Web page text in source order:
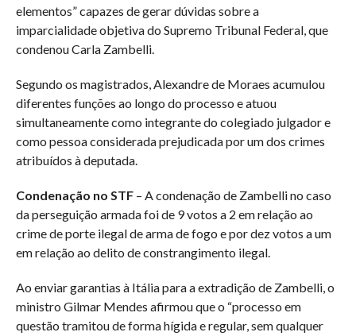
elementos” capazes de gerar dúvidas sobre a
imparcialidade objetiva do Supremo Tribunal Federal, que
condenou Carla Zambelli.
Segundo os magistrados, Alexandre de Moraes acumulou
diferentes funções ao longo do processo e atuou
simultaneamente como integrante do colegiado julgador e
como pessoa considerada prejudicada por um dos crimes
atribuídos à deputada.
Condenação no STF– A condenação de Zambelli no caso
da perseguição armada foi de 9 votos a 2 em relação ao
crime de porte ilegal de arma de fogo e por dez votos a um
em relação ao delito de constrangimento ilegal.
Ao enviar garantias à Itália para a extradição de Zambelli, o
ministro Gilmar Mendes afirmou que o “processo em
questão tramitou de forma hígida e regular, sem qualquer